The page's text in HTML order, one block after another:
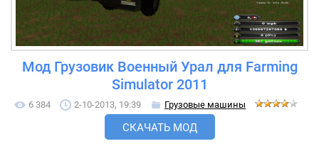
Мод Грузовик Военный Урал для Farming
Simulator 2011
6 384 2-10-2013, 19:39 Грузовые машины
СКАЧАТЬ МОД